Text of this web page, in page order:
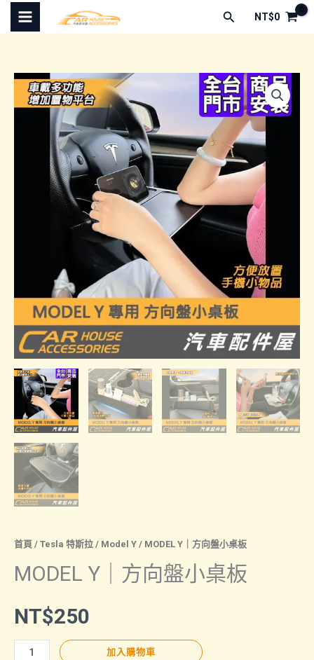
搜
尋
NT$0
首頁 / Tesla 特斯拉 / Model Y / MODEL Y｜方向盤小桌板
MODEL Y｜方向盤小桌板
NT$250
MODEL
加入購物車